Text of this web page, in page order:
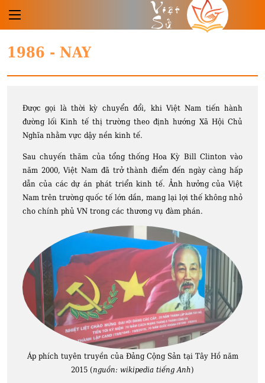
Việt
Sử
1986 - NAY
Được gọi là thời kỳ chuyển đổi, khi Việt Nam tiến hành
đường lối Kinh tế thị trường theo định hướng Xã Hội Chủ
Nghĩa nhằm vực dậy nền kinh tế.
Sau chuyến thăm của tổng thống Hoa Kỳ Bill Clinton vào
năm 2000, Việt Nam đã trở thành điểm đến ngày càng hấp
dẫn của các dự án phát triển kinh tế. Ảnh hưởng của Việt
Nam trên trường quốc tế lớn dần, mang lại lợi thế không nhỏ
cho chính phủ VN trong các thương vụ đàm phán.
Áp phích tuyên truyền của Đảng Cộng Sản tại Tây Hồ năm
2015 (nguồn: wikipedia tiếng Anh)